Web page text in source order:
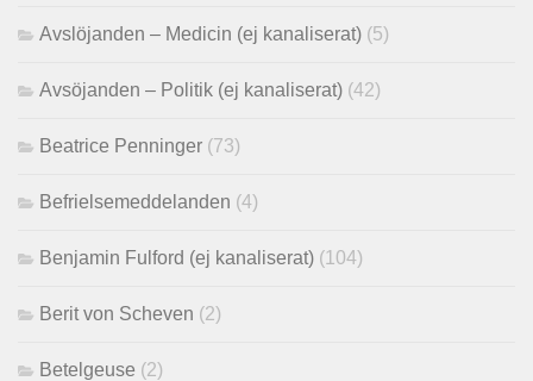
Avslöjanden – Medicin (ej kanaliserat) (5)
Avsöjanden – Politik (ej kanaliserat) (42)
Beatrice Penninger (73)
Befrielsemeddelanden (4)
Benjamin Fulford (ej kanaliserat) (104)
Berit von Scheven (2)
Betelgeuse (2)